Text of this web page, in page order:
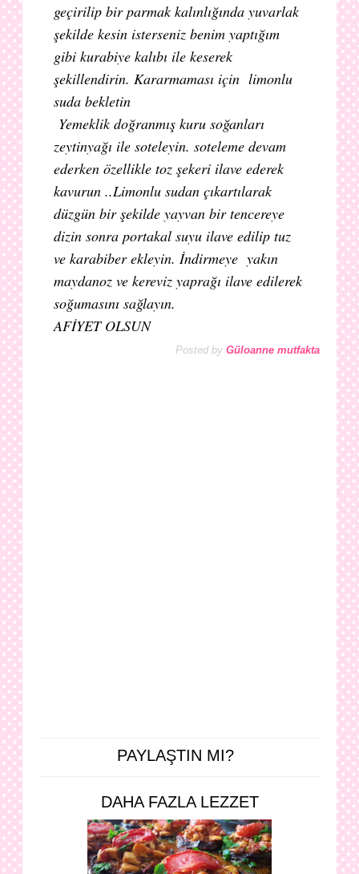
geçirilip bir parmak kalınlığında yuvarlak
şekilde kesin isterseniz benim yaptığım
gibi kurabiye kalıbı ile keserek
şekillendirin. Kararmaması için limonlu
suda bekletin
Yemeklik doğranmış kuru soğanları
zeytinyağı ile soteleyin. soteleme devam
ederken özellikle toz şekeri ilave ederek
kavurun ..Limonlu sudan çıkartılarak
düzgün bir şekilde yayvan bir tencereye
dizin sonra portakal suyu ilave edilip tuz
ve karabiber ekleyin. İndirmeye yakın
maydanoz ve kereviz yaprağı ilave edilerek
soğumasını sağlayın.
AFİYET OLSUN
Posted by Güloanne mutfakta
PAYLAŞTIN MI?
DAHA FAZLA LEZZET